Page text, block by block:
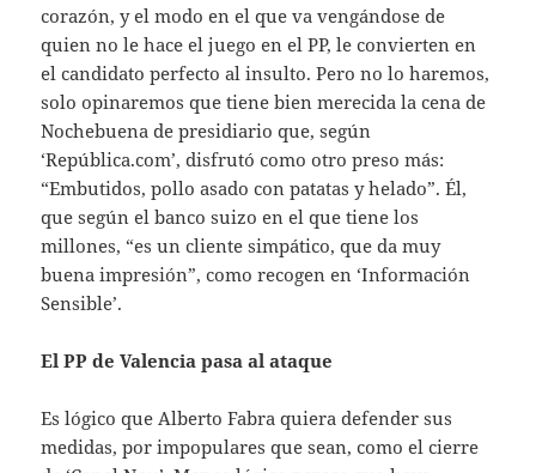
corazón, y el modo en el que va vengándose de
quien no le hace el juego en el PP, le convierten en
el candidato perfecto al insulto. Pero no lo haremos,
solo opinaremos que tiene bien merecida la cena de
Nochebuena de presidiario que, según
‘República.com’, disfrutó como otro preso más:
“Embutidos, pollo asado con patatas y helado”. Él,
que según el banco suizo en el que tiene los
millones, “es un cliente simpático, que da muy
buena impresión”, como recogen en ‘Información
Sensible’.
El PP de Valencia pasa al ataque
Es lógico que Alberto Fabra quiera defender sus
medidas, por impopulares que sean, como el cierre